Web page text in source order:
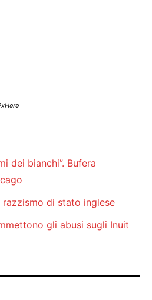
dei bianchi”. Bufera
razzismo di stato inglese
gli abusi sugli Inuit